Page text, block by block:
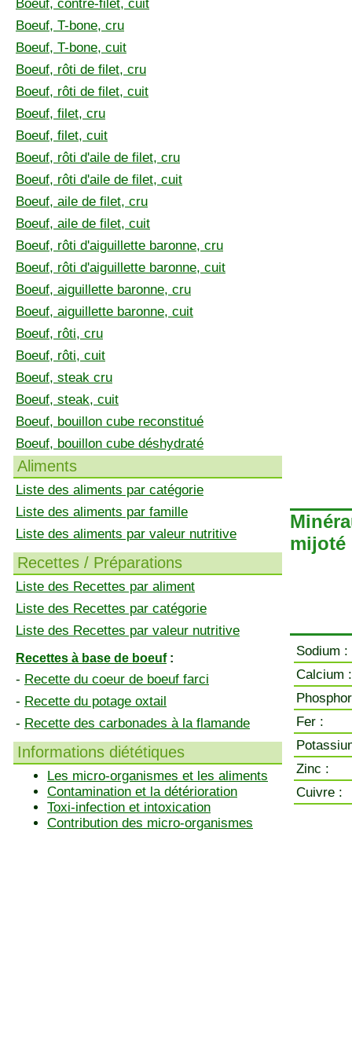
Boeuf, contre-filet, cuit
Boeuf, T-bone, cru
Boeuf, T-bone, cuit
Boeuf, rôti de filet, cru
Boeuf, rôti de filet, cuit
Boeuf, filet, cru
Boeuf, filet, cuit
Boeuf, rôti d'aile de filet, cru
Boeuf, rôti d'aile de filet, cuit
Boeuf, aile de filet, cru
Boeuf, aile de filet, cuit
Boeuf, rôti d'aiguillette baronne, cru
Boeuf, rôti d'aiguillette baronne, cuit
Boeuf, aiguillette baronne, cru
Boeuf, aiguillette baronne, cuit
Boeuf, rôti, cru
Boeuf, rôti, cuit
Boeuf, steak cru
Boeuf, steak, cuit
Boeuf, bouillon cube reconstitué
Boeuf, bouillon cube déshydraté
Aliments
Liste des aliments par catégorie
Liste des aliments par famille
Liste des aliments par valeur nutritive
Recettes / Préparations
Liste des Recettes par aliment
Liste des Recettes par catégorie
Liste des Recettes par valeur nutritive
Recettes à base de boeuf:
- Recette du coeur de boeuf farci
- Recette du potage oxtail
- Recette des carbonades à la flamande
Informations diététiques
Les micro-organismes et les aliments
Contamination et la détérioration
Toxi-infection et intoxication
Contribution des micro-organismes
mijoté
Sodium :
Calcium :
Fer :
Zinc :
Cuivre :